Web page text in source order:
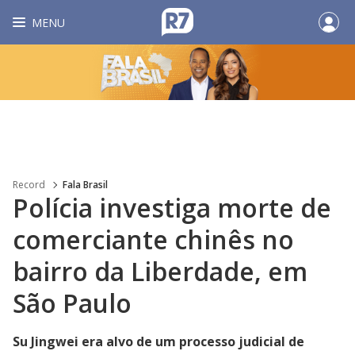
MENU
Record Fala Brasil
Polícia investiga morte de
comerciante chinês no
bairro da Liberdade, em
São Paulo
Su Jingwei era alvo de um processo judicial de